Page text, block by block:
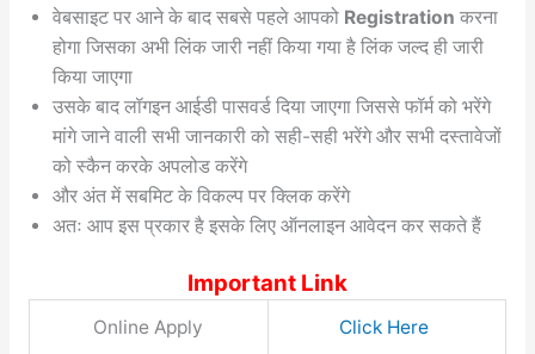
वेबसाइट पर आने के बाद सबसे पहले आपको Registration करना
होगा जिसका अभी लिंक जारी नहीं किया गया है लिंक जल्द ही जारी
किया जाएगा
उसके बाद लॉगइन आईडी पासवर्ड दिया जाएगा जिससे फॉर्म को भरेंगे
मांगे जाने वाली सभी जानकारी को सही-सही भरेंगे और सभी दस्तावेजों
को स्कैन करके अपलोड करेंगे
और अंत में सबमिट के विकल्प पर क्लिक करेंगे
अतः आप इस प्रकार है इसके लिए ऑनलाइन आवेदन कर सकते हैं
Important Link
Online Apply Click Here